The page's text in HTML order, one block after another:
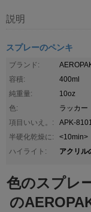
説明
スプレーのペンキ
ブランド:
容積:
400ml
純重量:
10oz
色:
ラッカー
項目いいえ。:
APK-
半硬化乾燥に:
<10min>
ハイライト:
アクリル
色のスプレ
の